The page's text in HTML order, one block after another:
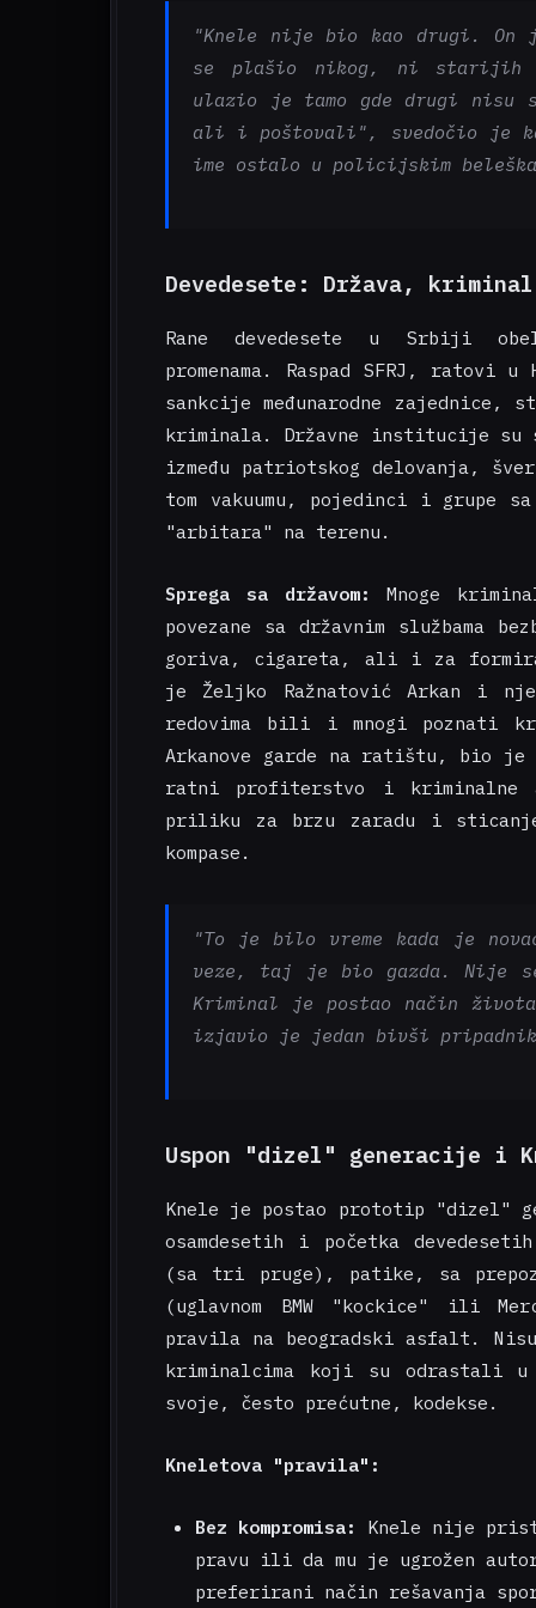
"Knele nije bio kao drugi. On
se plašio nikog, ni starijih
ulazio je tamo gde drugi
ali i poštovali", svedočio je
ime ostalo u policijskim
Devedesete: Država,
Rane devedesete u Srbiji
promenama. Raspad SFRJ,
sankcije međunarodne zajednice,
kriminala. Državne institucije su
između patriotskog delovanja,
tom vakuumu, pojedinci i grupe
"arbitara" na terenu.
Sprega sa državom:
Mnoge
povezane sa državnim službama
goriva, cigareta, ali i za
je Željko Ražnatović Arkan i
redovima bili i mnogi poznati
Arkanove garde na ratištu, bio
ratni profiterstvo i kriminalne
priliku za brzu zaradu i
kompase.
"To je bilo vreme kada je
veze, taj je bio gazda. Nije
Kriminal je postao način
izjavio je jedan bivši
Uspon "dizel" generacije i
Knele je postao prototip "dizel"
osamdesetih i početka
(sa tri pruge), patike, sa
(uglavnom BMW "kockice" ili
pravila na beogradski asfalt.
kriminalcima koji su
svoje, često prećutne, kodekse.
Kneletova "pravila":
Bez kompromisa:
Knele nije
pravu ili da mu je ugrožen
preferirani način rešavanja